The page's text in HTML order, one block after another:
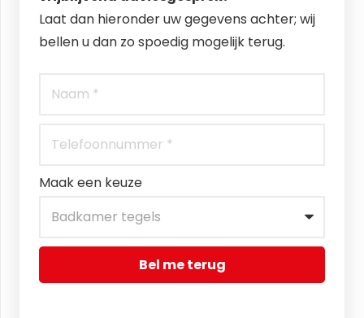
Laat dan hieronder uw gegevens achter; wij
bellen u dan zo spoedig mogelijk terug.
Maak een keuze
Bel me terug